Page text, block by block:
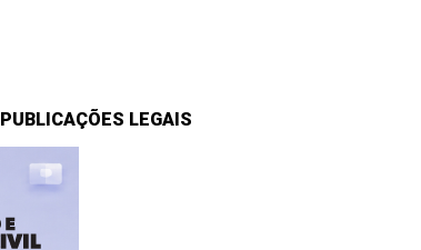
PUBLICAÇÕES LEGAIS